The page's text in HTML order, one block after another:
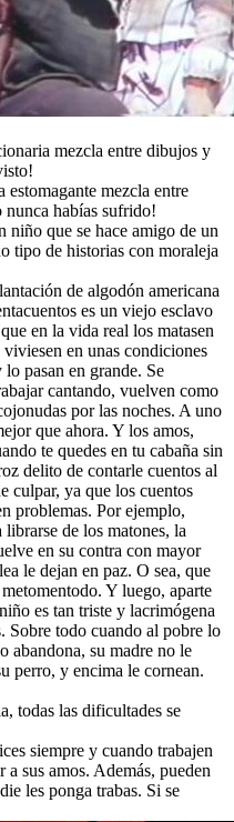
mezcla entre dibujos y
estomagante mezcla entre
nunca habías sufrido!
niño que se hace amigo de un
tipo de historias con moraleja
de algodón americana
es un viejo esclavo
en la vida real los matasen
en unas condiciones
pasan en grande. Se
cantando, vuelven como
por las noches. A uno
que ahora. Y los amos,
te quedes en tu cabaña sin
delito de contarle cuentos al
culpar, ya que los cuentos
problemas. Por ejemplo,
de los matones, la
en su contra con mayor
le dejan en paz. O sea, que
Y luego, aparte
es tan triste y lacrimógena
Sobre todo cuando al pobre lo
abandona, su madre no le
perro, y encima le cornean.
todas las dificultades se
siempre y cuando trabajen
sus amos. Además, pueden
les ponga trabas. Si se